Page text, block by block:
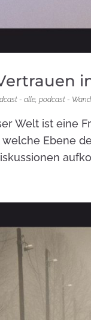
- alle,podcast -
Welt ist eine
Ebene